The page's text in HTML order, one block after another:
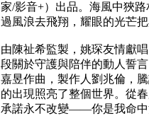
家/影音+）出品。海風中狹
過風浪去飛翔，耀眼的光芒
由陳祉希監製，姚琛友情獻
段關於守護與陪伴的動人誓
嘉昱作曲，製作人劉兆倫，
的出現照亮了整個世界。從
承諾永不改變——你是我命中